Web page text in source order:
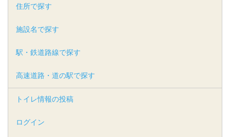
住所で探す
施設名で探す
駅・鉄道路線で探す
高速道路・道の駅で探す
トイレ情報の投稿
ログイン